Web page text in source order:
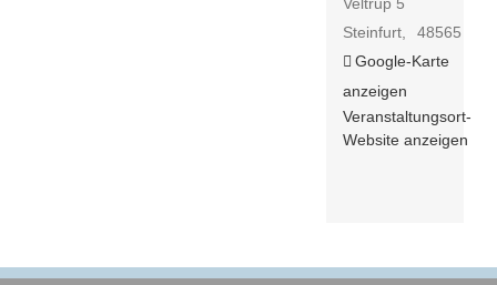
Steinfurt
48565
Google-Karte
anzeigen
Veranstaltungsort-
Website anzeigen